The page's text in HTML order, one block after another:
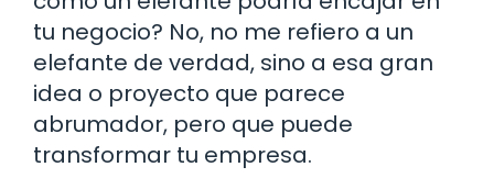
tu negocio? No, no me refiero a un
elefante de verdad, sino a esa gran
idea o proyecto que parece
abrumador, pero que puede
transformar tu empresa.